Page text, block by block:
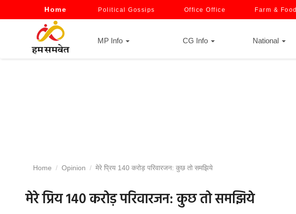
Home Political Gossips Office Office Farm & Food
MP Info CG Info National
Home Opinion मेरे प्रिय 140 करोड़ परिवारजन: कुछ तो समझिये
मेरे प्रिय 140 करोड़ परिवारजन: कुछ तो समझिये